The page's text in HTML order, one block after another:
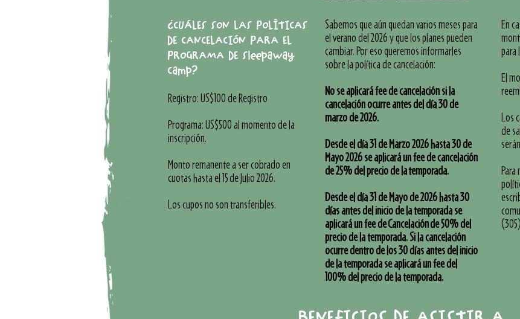
¿CUÁLES SON LAS POLÍTICAS
DE CANCELACIÓN PARA EL
PROGRAMA DE Sleepaway
Camp?
Registro: US$100 de Registro
Programa: US$500 al momento de la
inscripción.
Monto remanente a ser cobrado en
cuotas hasta el 15de Julio 2026.
Los cupos no son transferibles.
Sabemos que aún quedan varios meses para
el verano del 2026 y que los planes pueden
cambiar. Por eso queremos informarles
sobre la política de cancelación:
No se aplicará fee de cancelación si la
cancelación ocurre antes del día 30 de
marzo de 2026.
Desde el día 31 de Marzo 2026 hasta 30 de
Mayo 2026 se aplicará un fee de cancelación
de 25% del precio de latemporada.
Desde el día 31 de Mayo de 2026 hasta 30
días antes del inicio de la temporada se
aplicará un fee deCancelaciónde 50% del
precio de la temporada. Si la cancelación
ocurre dentro de los 30 días antes del inicio
de la temporada se aplicará un fee del
100% del precio de la temporada.
En
para
El
Los
de